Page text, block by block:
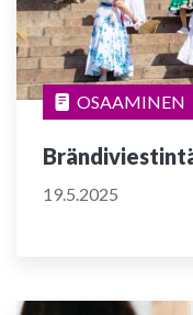
OSAAMINEN
19.5.2025